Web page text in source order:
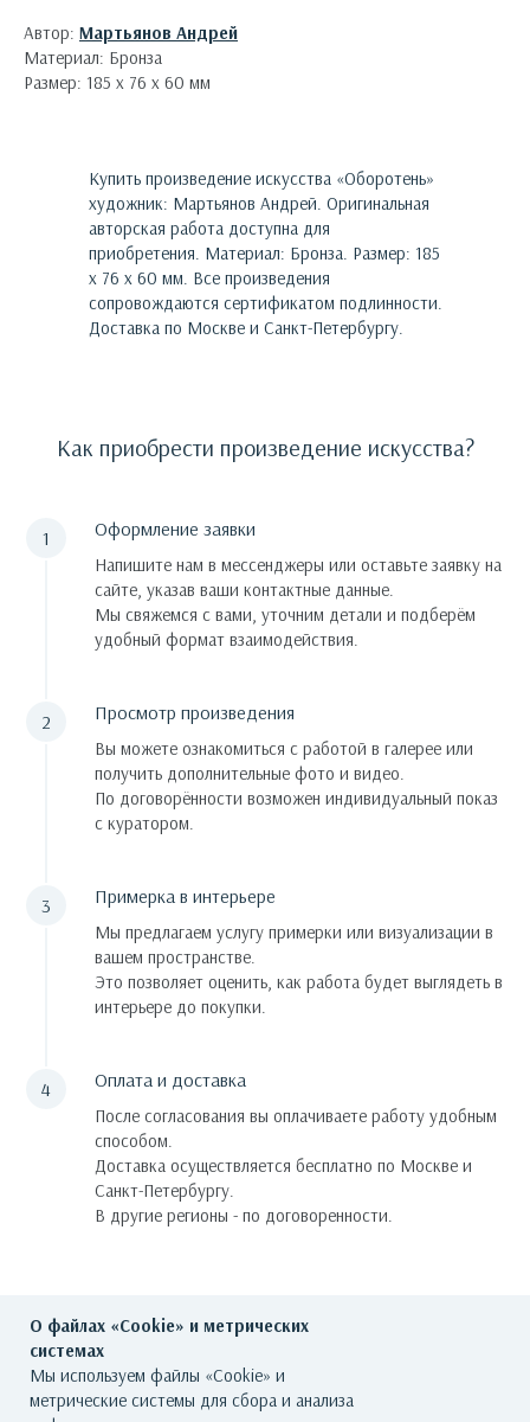
Автор: Мартьянов Андрей
Материал: Бронза
Размер: 185 х 76 х 60 мм
Купить произведение искусства «Оборотень»
художник: Мартьянов Андрей . Оригинальная
авторская работа доступна для
приобретения. Материал: Бронза. Размер: 185
х 76 х 60 мм. Все произведения
сопровождаются сертификатом подлинности.
Доставка по Москве и Санкт-Петербургу.
Как приобрести произведение искусства?
Оформление заявки
Напишите нам в мессенджеры или оставьте заявку на
сайте, указав ваши контактные данные.
Мы свяжемся с вами, уточним детали и подберём
удобный формат взаимодействия.
Просмотр произведения
Вы можете ознакомиться с работой в галерее или
получить дополнительные фото и видео.
По договорённости возможен индивидуальный показ
с куратором.
Примерка в интерьере
Мы предлагаем услугу примерки или визуализации в
вашем пространстве.
Это позволяет оценить, как работа будет выглядеть в
интерьере до покупки.
Оплата и доставка
После согласования вы оплачиваете работу удобным
способом.
Доставка осуществляется бесплатно по Москве и
Санкт-Петербургу.
В другие регионы - по договоренности.
О файлах «Cookie» и метрических
системах
Мы используем файлы «Cookie» и
метрические системы для сбора и анализа